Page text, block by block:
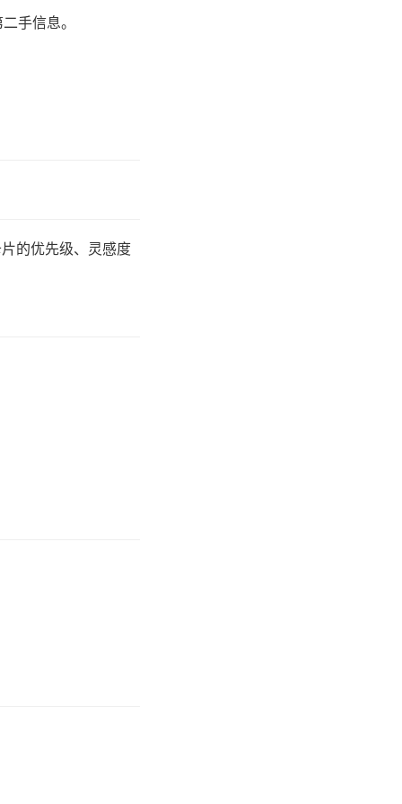
手信息。
的优先级、灵感度